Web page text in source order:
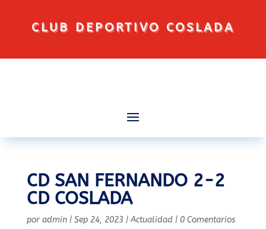
CLUB DEPORTIVO COSLADA
CD SAN FERNANDO 2-2
CD COSLADA
por admin| Sep 24, 2023|Actualidad| 0 Comentarios